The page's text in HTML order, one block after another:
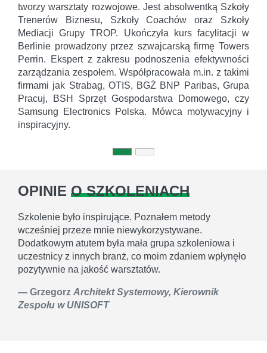
tworzy warsztaty rozwojowe. Jest absolwentką Szkoły
Trenerów Biznesu, Szkoły Coachów oraz Szkoły
Mediacji Grupy TROP. Ukończyła kurs facylitacji w
Berlinie prowadzony przez szwajcarską firmę Towers
Perrin. Ekspert z zakresu podnoszenia efektywności
zarządzania zespołem. Współpracowała m.in. z takimi
firmami jak Strabag, OTIS, BGŻ BNP Paribas, Grupa
Pracuj, BSH Sprzęt Gospodarstwa Domowego, czy
Samsung Electronics Polska. Mówca motywacyjny i
inspiracyjny.
OPINIE O SZKOLENIACH
Szkolenie było inspirujące. Poznałem metody
wcześniej przeze mnie niewykorzystywane.
Dodatkowym atutem była mała grupa szkoleniowa i
uczestnicy z innych branż, co moim zdaniem wpłynęło
pozytywnie na jakość warsztatów.
Grzegorz Architekt Systemowy, Kierownik
Zespołu w UNISOFT